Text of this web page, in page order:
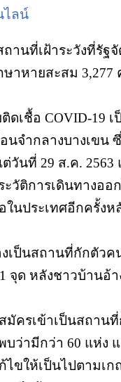
ไลน์
านที่เฝ้าระวังที่รัฐ
าหายสะสม 3,277
เชื้อ COVID-19 เ
จำกลางบางเขน
วันที่ 29 ส.ค. 2563
วัติการเดินทางออ
นประเทศอีกครั้งห
งเป็นสถานที่กักตัว
จุด หลังชาวบ้านอ้
ครเข้าเป็นสถาน
ว่ามีกว่า 60 แห่ง
ไขให้เป็นไปตาม